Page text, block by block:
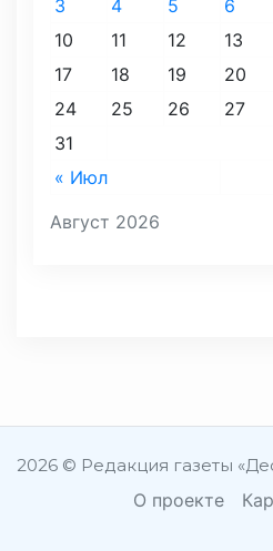
Август 2026
« Июл
3
4 5 6
10
11 12 13
17
18 19 20
24
25 26 27
31
2026 © Редакция газеты
О проекте